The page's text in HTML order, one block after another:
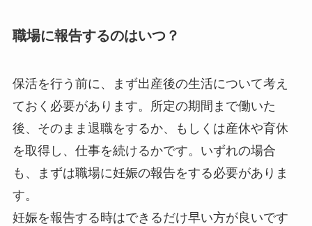
職場に報告するのはいつ？
保活を行う前に、まず出産後の生活について考え
ておく必要があります。所定の期間まで働いた
後、そのまま退職をするか、もしくは産休や育休
を取得し、仕事を続けるかです。いずれの場合
も、まずは職場に妊娠の報告をする必要がありま
す。
妊娠を報告する時はできるだけ早い方が良いです